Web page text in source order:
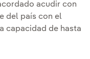
acudir con
del país con el
capacidad de hasta